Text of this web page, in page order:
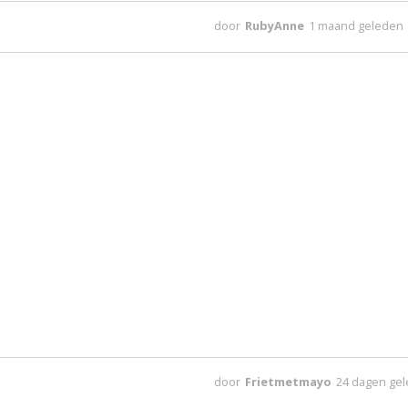
door RubyAnne 1 maand geleden
door Frietmetmayo 24 dagen